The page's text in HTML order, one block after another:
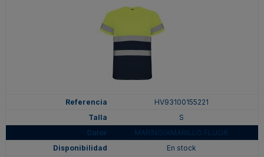
HV93100155221
S
MARINO/AMARILLO FLUOR
En stock